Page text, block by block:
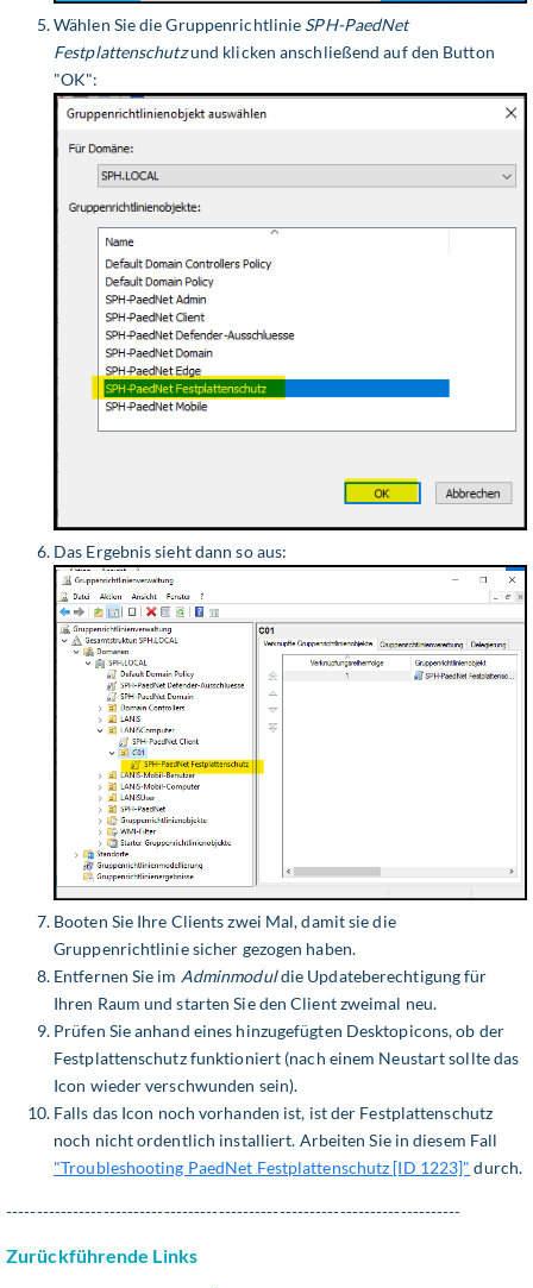
Wählen Sie die Gruppenrichtlinie SPH-PaedNet
Festplattenschutzund klicken anschließend auf den Button
"OK":
Das Ergebnis sieht dann so aus:
Booten Sie Ihre Clients zwei Mal, damit sie die
Gruppenrichtlinie sicher gezogen haben.
Entfernen Sie im Adminmoduldie Updateberechtigung für
Ihren Raum und starten Sie den Client zweimal neu.
Prüfen Sie anhand eines hinzugefügten Desktopicons, ob der
Festplattenschutz funktioniert (nach einem Neustart sollte das
Icon wieder verschwunden sein).
Falls das Icon noch vorhanden ist, ist der Festplattenschutz
noch nicht ordentlich installiert. Arbeiten Sie in diesem Fall
"Troubleshooting PaedNet Festplattenschutz [ID 1223]" durch.
---------------------------------------------------------------------------
Zurückführende Links